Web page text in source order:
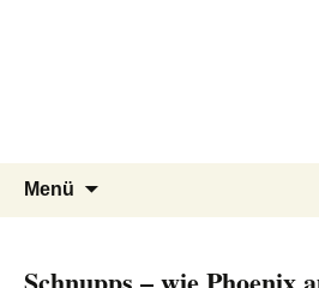
Tier Natur und
Siebengebirge e.V.
Tierschutzverein seit
Siebengebirge –
Menü